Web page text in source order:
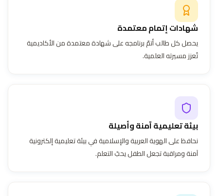
شهادات إتمام معتمدة
يحصل كل طالب أتمّ برنامجه على شهادة معتمدة من الأكاديمية
تُعزز مسيرته العلمية.
بيئة تعليمية آمنة وأصيلة
نحافظ على الهوية العربية والإسلامية في بيئة تعليمية إلكترونية
آمنة ومراقبة تجعل الطفل يحبّ التعلم.